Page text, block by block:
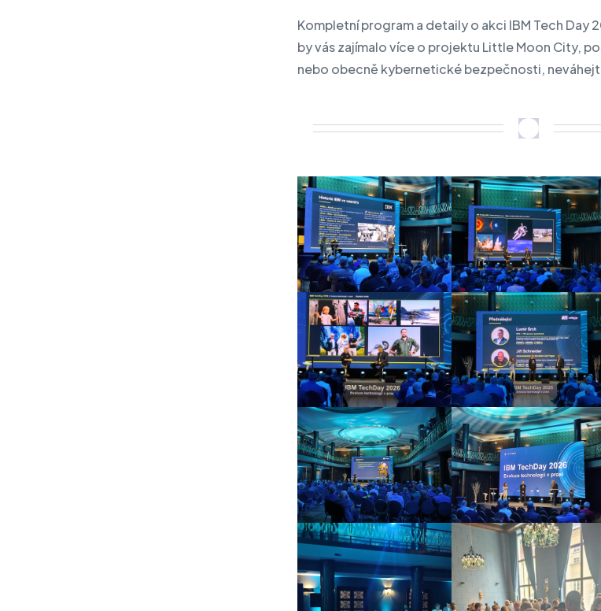
Kompletní program a detaily o akci IBM Tech Day
by vás zajímalo více o projektu Little Moon City,
nebo obecně kybernetické bezpečnosti,